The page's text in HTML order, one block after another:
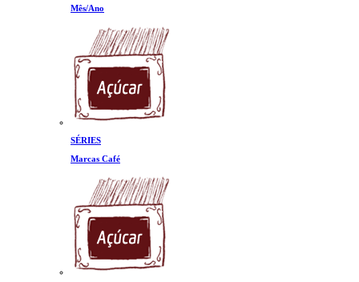
Mês/Ano
SÉRIES
Marcas Café